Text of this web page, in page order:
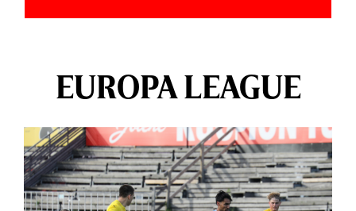
EUROPA LEAGUE